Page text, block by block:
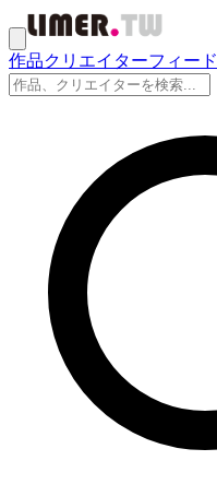
作品クリエイターフィード